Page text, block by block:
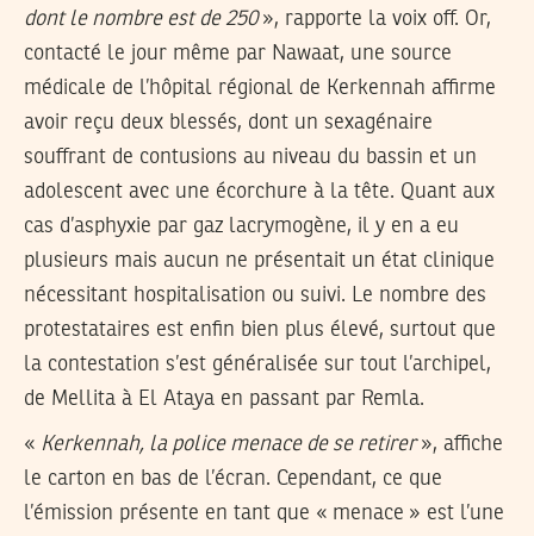
dont le nombre est de 250», rapporte la voix off. Or,
contacté le jour même par Nawaat, une source
médicale de l’hôpital régional de Kerkennah affirme
avoir reçu deux blessés, dont un sexagénaire
souffrant de contusions au niveau du bassin et un
adolescent avec une écorchure à la tête. Quant aux
cas d’asphyxie par gaz lacrymogène, il y en a eu
plusieurs mais aucun ne présentait un état clinique
nécessitant hospitalisation ou suivi. Le nombre des
protestataires est enfin bien plus élevé, surtout que
la contestation s’est généralisée sur tout l’archipel,
de Mellita à El Ataya en passant par Remla.
« Kerkennah, la police menace de se retirer», affiche
le carton en bas de l’écran. Cependant, ce que
l’émission présente en tant que « menace » est l’une